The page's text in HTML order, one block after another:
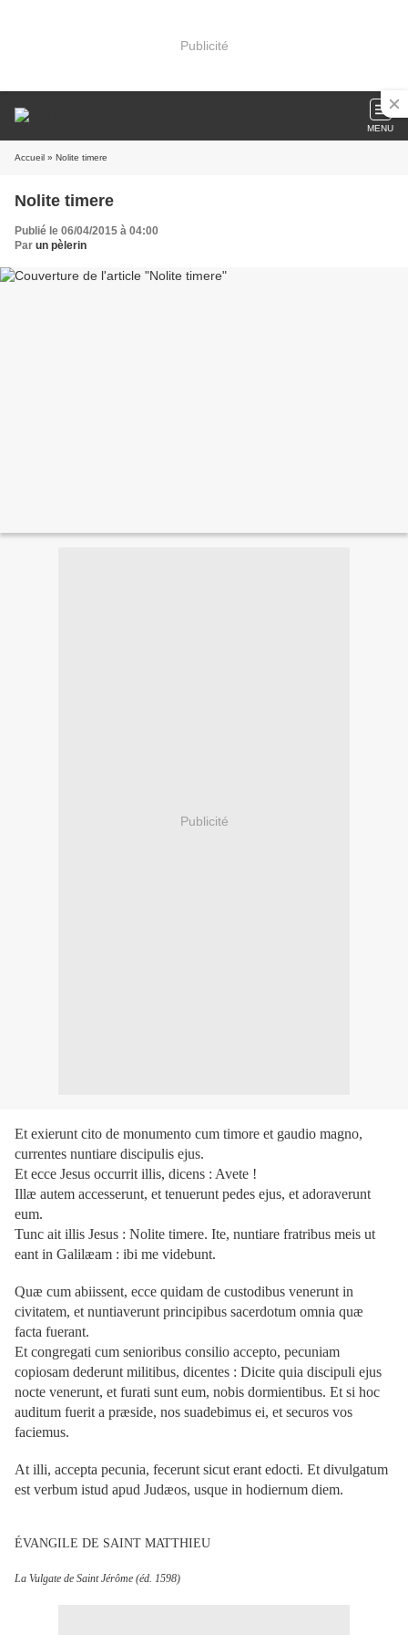
Publicité
MENU
Accueil » Nolite timere
Nolite timere
Publié le 06/04/2015 à 04:00
Par un pèlerin
Publicité
Et exierunt cito de monumento cum timore et gaudio magno,
currentes nuntiare discipulis ejus.
Et ecce Jesus occurrit illis, dicens : Avete !
Illæ autem accesserunt, et tenuerunt pedes ejus, et adoraverunt
eum.
Tunc ait illis Jesus : Nolite timere. Ite, nuntiare fratribus meis ut
eant in Galilæam : ibi me videbunt.
Quæ cum abiissent, ecce quidam de custodibus venerunt in
civitatem, et nuntiaverunt principibus sacerdotum omnia quæ
facta fuerant.
Et congregati cum senioribus consilio accepto, pecuniam
copiosam dederunt militibus, dicentes : Dicite quia discipuli ejus
nocte venerunt, et furati sunt eum, nobis dormientibus. Et si hoc
auditum fuerit a præside, nos suadebimus ei, et securos vos
faciemus.
At illi, accepta pecunia, fecerunt sicut erant edocti. Et divulgatum
est verbum istud apud Judæos, usque in hodiernum diem.
ÉVANGILE DE SAINT MATTHIEU
La Vulgate de Saint Jérôme (éd. 1598)